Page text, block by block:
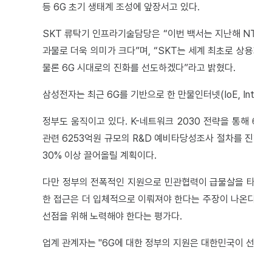
등 6G 초기 생태계 조성에 앞장서고 있다.
SKT 류탁기 인프라기술담당은 “이번 백서는 지난해 NTT
과물로 더욱 의미가 크다”며, “SKT는 세계 최초로 상용화
물론 6G 시대로의 진화를 선도하겠다”라고 밝혔다.
삼성전자는 최근 6G를 기반으로 한 만물인터넷(IoE,
정부도 움직이고 있다. K-네트워크 2030 전략을 통해 6G
관련 6253억원 규모의 R&D 예비타당성조사 절차를 진행
30% 이상 끌어올릴 계획이다.
다만 정부의 전폭적인 지원으로 민관협력이 급물살을 타고
한 접근은 더 입체적으로 이뤄져야 한다는 주장이 나온다.
선점을 위해 노력해야 한다는 평가다.
업계 관계자는 "6G에 대한 정부의 지원은 대한민국이 선도